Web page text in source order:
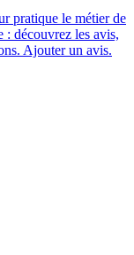
pratique le métier de
: découvrez les avis,
Ajouter un avis.